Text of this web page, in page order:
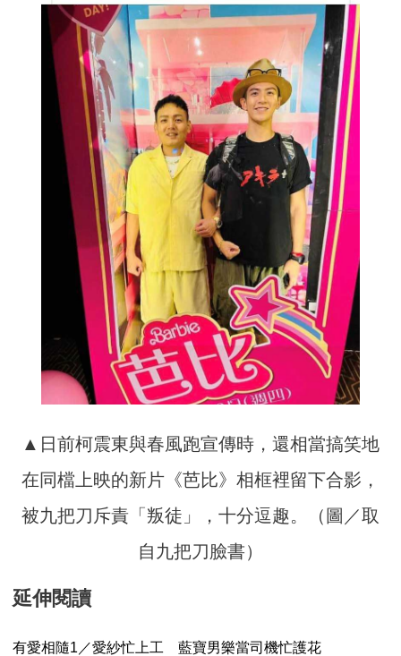
▲日前柯震東與春風跑宣傳時，還相當搞笑地
在同檔上映的新片《芭比》相框裡留下合影，
被九把刀斥責「叛徒」，十分逗趣。（圖／取
自九把刀臉書）
延伸閱讀
有愛相隨1／愛紗忙上工 藍寶男樂當司機忙護花